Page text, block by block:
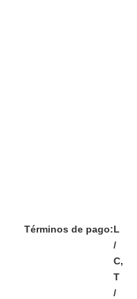
Términos de pago:L
/
C,
T
/